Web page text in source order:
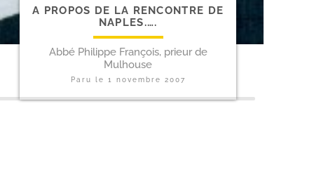
A PROPOS DE LA RENCONTRE DE
NAPLES.….
Abbé Philippe François, prieur de
Mulhouse
Paru le 1 novembre 2007